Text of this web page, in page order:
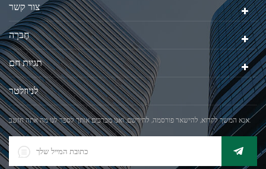
צור קשר
חֶברָה
תגיות חם
לניוזלטר
אנא המשך לקרוא, להישאר פורסמה, להירשם, ואנו מברכים אותך לספר לנו מה אתה חושב.